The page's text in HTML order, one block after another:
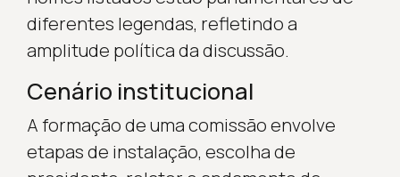
diferentes legendas, refletindo a
amplitude política da discussão.
Cenário institucional
A formação de uma comissão envolve
etapas de instalação, escolha de